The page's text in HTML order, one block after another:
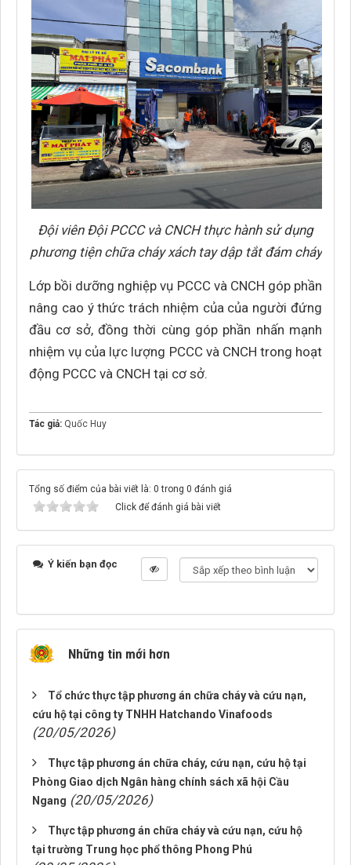
Đội viên Đội PCCC và CNCH thực hành sử dụng
phương tiện chữa cháy xách tay dập tắt đám cháy
Lớp bồi dưỡng nghiệp vụ PCCC và CNCH góp phần
nâng cao ý thức trách nhiệm của của người đứng
đầu cơ sở, đồng thời cùng góp phần nhấn mạnh
nhiệm vụ của lực lượng PCCC và CNCH trong hoạt
động PCCC và CNCH tại cơ sở.
Tác giả: Quốc Huy
Tổng số điểm của bài viết là: 0 trong 0 đánh giá
Click để đánh giá bài viết
Ý kiến bạn đọc
Những tin mới hơn
Tổ chức thực tập phương án chữa cháy và cứu nạn,
cứu hộ tại công ty TNHH Hatchando Vinafoods
(20/05/2026)
Thực tập phương án chữa cháy, cứu nạn, cứu hộ tại
Phòng Giao dịch Ngân hàng chính sách xã hội Cầu
Ngang (20/05/2026)
Thực tập phương án chữa cháy và cứu nạn, cứu hộ
tại trường Trung học phổ thông Phong Phú